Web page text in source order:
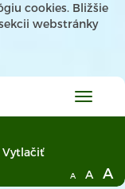
cookies. Bližšie
webstránky
Hlavné
menu
Vytlačiť
A A A